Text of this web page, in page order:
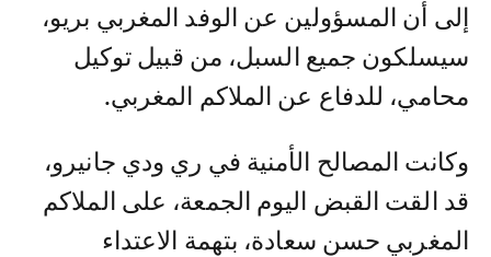
إلى أن المسؤولين عن الوفد المغربي بريو،
سيسلكون جميع السبل، من قبيل توكيل
محامي، للدفاع عن الملاكم المغربي.
وكانت المصالح الأمنية في ري ودي جانيرو،
قد القت القبض اليوم الجمعة، على الملاكم
المغربي حسن سعادة، بتهمة الاعتداء